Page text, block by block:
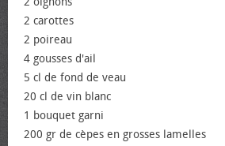
2 carottes
2 poireau
4 gousses d'ail
5 cl de fond de veau
20 cl de vin blanc
1 bouquet garni
200 gr de cèpes en grosses lamelles